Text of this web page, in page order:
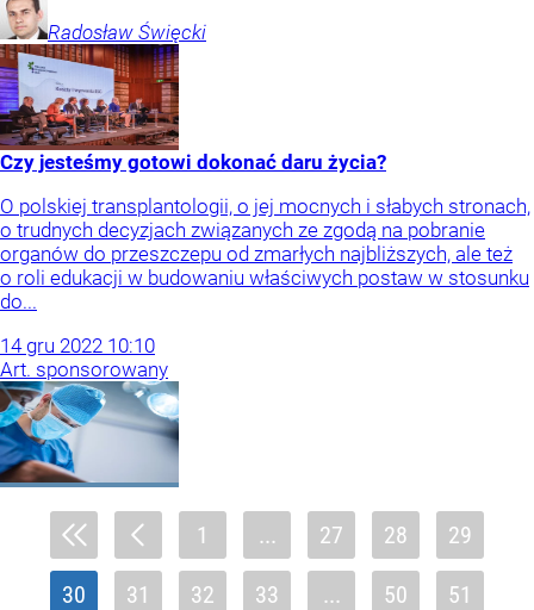
Radosław Święcki
Czy jesteśmy gotowi dokonać daru życia?
O polskiej transplantologii, o jej mocnych i słabych stronach,
o trudnych decyzjach związanych ze zgodą na pobranie
organów do przeszczepu od zmarłych najbliższych, ale też
o roli edukacji w budowaniu właściwych postaw w stosunku
do...
14 gru 2022 10:10
Art. sponsorowany
1 ... 27 28 29
30 31 32 33 ... 50 51